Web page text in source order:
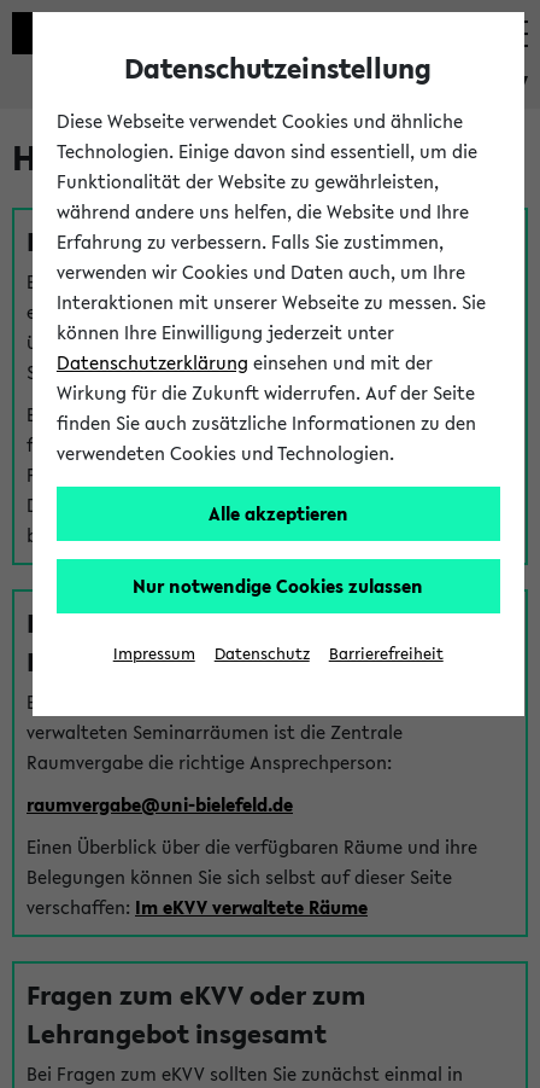
eKVV
Hilfe & Kontakt
Fragen zu einzelnen Veranstaltungen
Bei inhaltlichen und organisatorischen Fragen zu
einzelnen Veranstaltungen finden Sie Ansprechpersonen
über denFragen-Link bei jeder Veranstaltung. Der BIS
Support kann hier meist keine direkte Hilfe leisten.
Bei Veranstaltungen mit eKVV Teilnahmemanagement
finden Sie eine Auskunft über die Personen, die Ihre
Platzzuteilung im eKVV eingetragen haben, auf der
Detailseite zum Teilnahmemanagement der
betreffenden Veranstaltung.
Fragen zu im eKVV verwalteten
Räumen
Bei Fragen zur Vergabe von Hörsälen und vom eKVV
verwalteten Seminarräumen ist die Zentrale
Raumvergabe die richtige Ansprechperson:
raumvergabe@uni-bielefeld.de
Einen Überblick über die verfügbaren Räume und ihre
Belegungen können Sie sich selbst auf dieser Seite
verschaffen: Im eKVV verwaltete Räume
Fragen zum eKVV oder zum
Lehrangebot insgesamt
Bei Fragen zum eKVV sollten Sie zunächst einmal in
Datenschutzeinstellung
Diese Webseite verwendet Cookies und ähnliche
Technologien. Einige davon sind essentiell, um die
Funktionalität der Website zu gewährleisten,
während andere uns helfen, die Website und Ihre
Erfahrung zu verbessern. Falls Sie zustimmen,
verwenden wir Cookies und Daten auch, um Ihre
Interaktionen mit unserer Webseite zu messen. Sie
können Ihre Einwilligung jederzeit unter
Datenschutzerklärung einsehen und mit der
Wirkung für die Zukunft widerrufen. Auf der Seite
finden Sie auch zusätzliche Informationen zu den
verwendeten Cookies und Technologien.
Alle akzeptieren
Nur notwendige Cookies zulassen
Impressum Datenschutz Barrierefreiheit